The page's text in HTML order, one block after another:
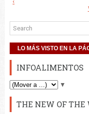
LO MÁS VISTO EN LA
INFOALIMENTOS
▼
THE NEW OF THE